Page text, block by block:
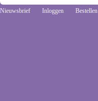
Nieuwsbrief Inloggen Bestellen